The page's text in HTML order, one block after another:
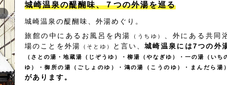
城崎温泉の醍醐味、７つの外湯を巡る
城崎温泉の醍醐味、外湯めぐり。
旅館の中にあるお風呂を内湯
（うちゆ） 、外にある共同
場のことを外湯
（そとゆ） と言い、 城崎温泉には7つの外
（さとの湯・地蔵湯（じぞうゆ）・柳湯（やなぎゆ）・一の湯（いち
ゆ）・御所の湯（ごしょのゆ）・鴻の湯（こうのゆ）・まんだら湯
があります。